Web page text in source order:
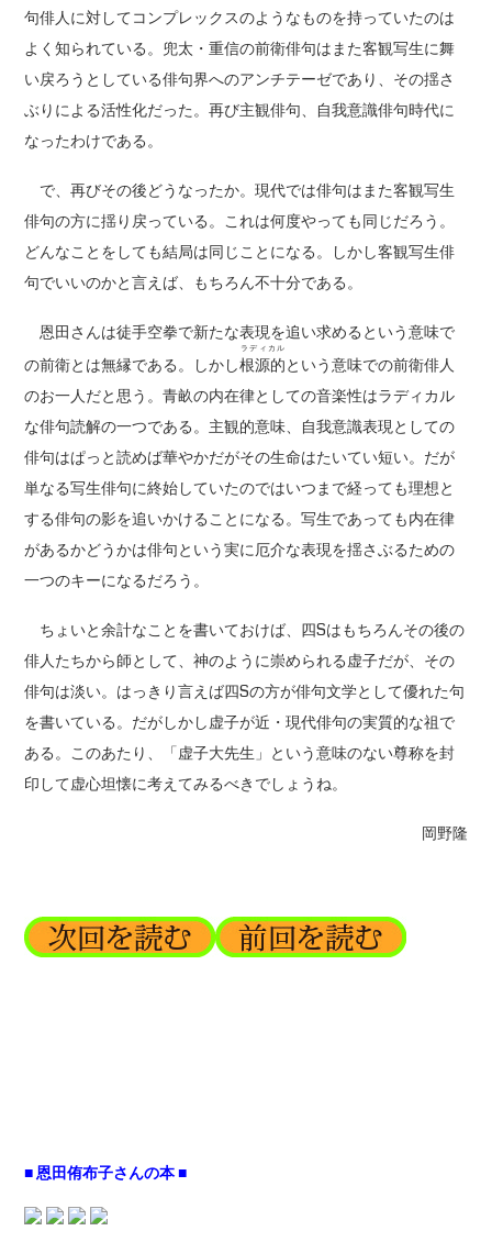
句俳人に対してコンプレックスのようなものを持っていたのは
よく知られている。兜太・重信の前衛俳句はまた客観写生に舞
い戻ろうとしている俳句界へのアンチテーゼであり、その揺さ
ぶりによる活性化だった。再び主観俳句、自我意識俳句時代に
なったわけである。
で、再びその後どうなったか。現代では俳句はまた客観写生
俳句の方に揺り戻っている。これは何度やっても同じだろう。
どんなことをしても結局は同じことになる。しかし客観写生俳
句でいいのかと言えば、もちろん不十分である。
恩田さんは徒手空拳で新たな表現を追い求めるという意味で
の前衛とは無縁である。しかし根源的
ラディカル
という意味での前衛俳人
のお一人だと思う。青畝の内在律としての音楽性はラディカル
な俳句読解の一つである。主観的意味、自我意識表現としての
俳句はぱっと読めば華やかだがその生命はたいてい短い。だが
単なる写生俳句に終始していたのではいつまで経っても理想と
する俳句の影を追いかけることになる。写生であっても内在律
があるかどうかは俳句という実に厄介な表現を揺さぶるための
一つのキーになるだろう。
ちょいと余計なことを書いておけば、四Sはもちろんその後の
俳人たちから師として、神のように崇められる虚子だが、その
俳句は淡い。はっきり言えば四Sの方が俳句文学として優れた句
を書いている。だがしかし虚子が近・現代俳句の実質的な祖で
ある。このあたり、「虚子大先生」という意味のない尊称を封
印して虚心坦懐に考えてみるべきでしょうね。
岡野隆
■ 恩田侑布子さんの本 ■